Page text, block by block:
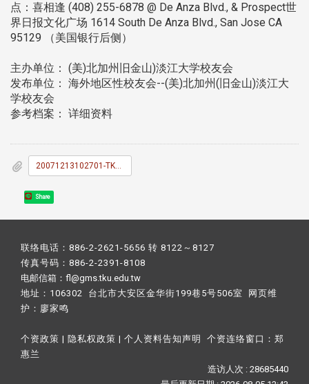
点：喜相逢 (408) 255-6878 @ De Anza Blvd., & Prospect世
界日报文化广场 1614 South De Anza Blvd., San Jose CA
95129 （美国银行后侧）
主办单位： (美)北加州旧金山)淡江大学校友会
发布单位： 海外地区性校友会--(美)北加州(旧金山)淡江大
学校友会
参考档案： 详细资料
20071213102701-TKU_News_036.doc
Share
联络电话：886-2-2621-5656 转 8122～8127
传真号码：886-2-2391-8108
电邮信箱：fl@gms.tku.edu.tw
地址：106302 台北市大安区金华街199巷5号506室 网页维
护： 廖家鸣​
个资政策 | 隐私权政策 | 个人资料告知声明 个资连络窗口： 郑
惠兰
造访人次 : 28685440